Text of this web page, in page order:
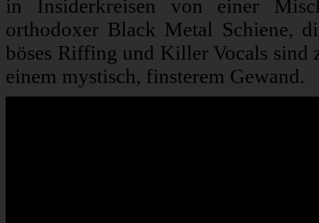
in Insiderkreisen von einer
orthodoxer Black Metal Schiene,
böses Riffing und Killer Vocals sind
einem mystisch, finsterem Gewand.